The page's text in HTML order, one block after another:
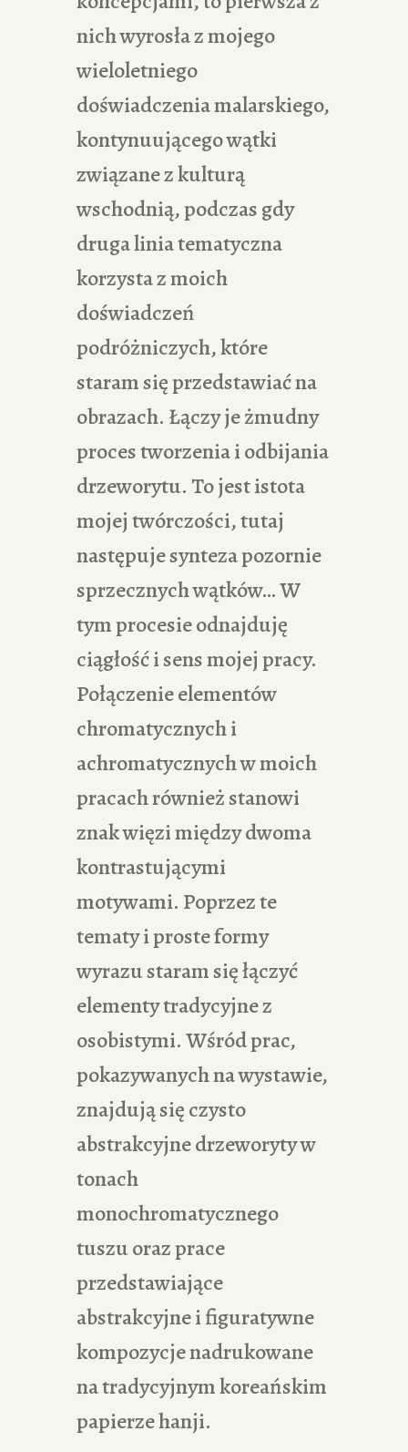
nich wyrosła z mojego
wieloletniego
doświadczenia malarskiego,
kontynuującego wątki
związane z kulturą
wschodnią, podczas gdy
druga linia tematyczna
korzysta z moich
doświadczeń
podróżniczych, które
staram się przedstawiać na
obrazach. Łączy je żmudny
proces tworzenia i odbijania
drzeworytu. To jest istota
mojej twórczości, tutaj
następuje synteza pozornie
sprzecznych wątków… W
tym procesie odnajduję
ciągłość i sens mojej pracy.
Połączenie elementów
chromatycznych i
achromatycznych w moich
pracach również stanowi
znak więzi między dwoma
kontrastującymi
motywami. Poprzez te
tematy i proste formy
wyrazu staram się łączyć
elementy tradycyjne z
osobistymi. Wśród prac,
pokazywanych na wystawie,
znajdują się czysto
abstrakcyjne drzeworyty w
tonach
monochromatycznego
tuszu oraz prace
przedstawiające
abstrakcyjne i figuratywne
kompozycje nadrukowane
na tradycyjnym koreańskim
papierze hanji.